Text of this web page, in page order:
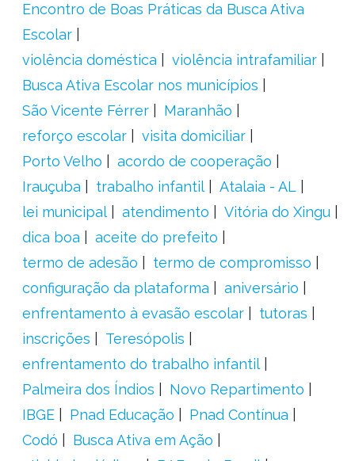
Encontro de Boas Práticas da Busca Ativa
Escolar
violência doméstica
violência intrafamiliar
Busca Ativa Escolar nos municípios
São Vicente Férrer
Maranhão
reforço escolar
visita domiciliar
Porto Velho
acordo de cooperação
Irauçuba
trabalho infantil
Atalaia - AL
lei municipal
atendimento
Vitória do Xingu
dica boa
aceite do prefeito
termo de adesão
termo de compromisso
configuração da plataforma
aniversário
enfrentamento à evasão escolar
tutoras
inscrições
Teresópolis
enfrentamento do trabalho infantil
Palmeira dos Índios
Novo Repartimento
IBGE
Pnad Educação
Pnad Contínua
Codó
Busca Ativa em Ação